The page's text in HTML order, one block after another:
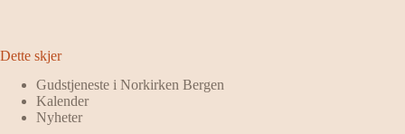
Dette skjer
Gudstjeneste i Norkirken Bergen
Kalender
Nyheter